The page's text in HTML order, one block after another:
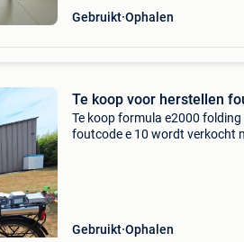
Gebruikt Ophalen
Te koop voor herstellen
Te koop formula e2000 folding
foutcode e 10 wordt verkocht
Gebruikt Ophalen